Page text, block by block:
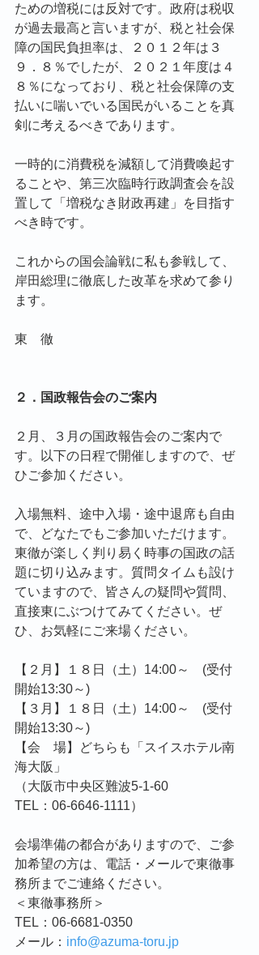
ための増税には反対です。政府は税収
が過去最高と言いますが、税と社会保
障の国民負担率は、２０１２年は３
９．８％でしたが、２０２１年度は４
８％になっており、税と社会保障の支
払いに喘いでいる国民がいることを真
剣に考えるべきであります。
一時的に消費税を減額して消費喚起す
ることや、第三次臨時行政調査会を設
置して「増税なき財政再建」を目指す
べき時です。
これからの国会論戦に私も参戦して、
岸田総理に徹底した改革を求めて参り
ます。
東　徹
２．国政報告会のご案内
２月、３月の国政報告会のご案内で
す。以下の日程で開催しますので、ぜ
ひご参加ください。
入場無料、途中入場・途中退席も自由
で、どなたでもご参加いただけます。
東徹が楽しく判り易く時事の国政の話
題に切り込みます。質問タイムも設け
ていますので、皆さんの疑問や質問、
直接東にぶつけてみてください。ぜ
ひ、お気軽にご来場ください。
【２月】１８日（土）14:00～　(受付
開始13:30～)
【３月】１８日（土）14:00～　(受付
開始13:30～)
【会　場】どちらも「スイスホテル南
海大阪」
（大阪市中央区難波5-1-60
TEL：06-6646-1111）
会場準備の都合がありますので、ご参
加希望の方は、電話・メールで東徹事
務所までご連絡ください。
＜東徹事務所＞
TEL：06-6681-0350
メール： info@azuma-toru.jp